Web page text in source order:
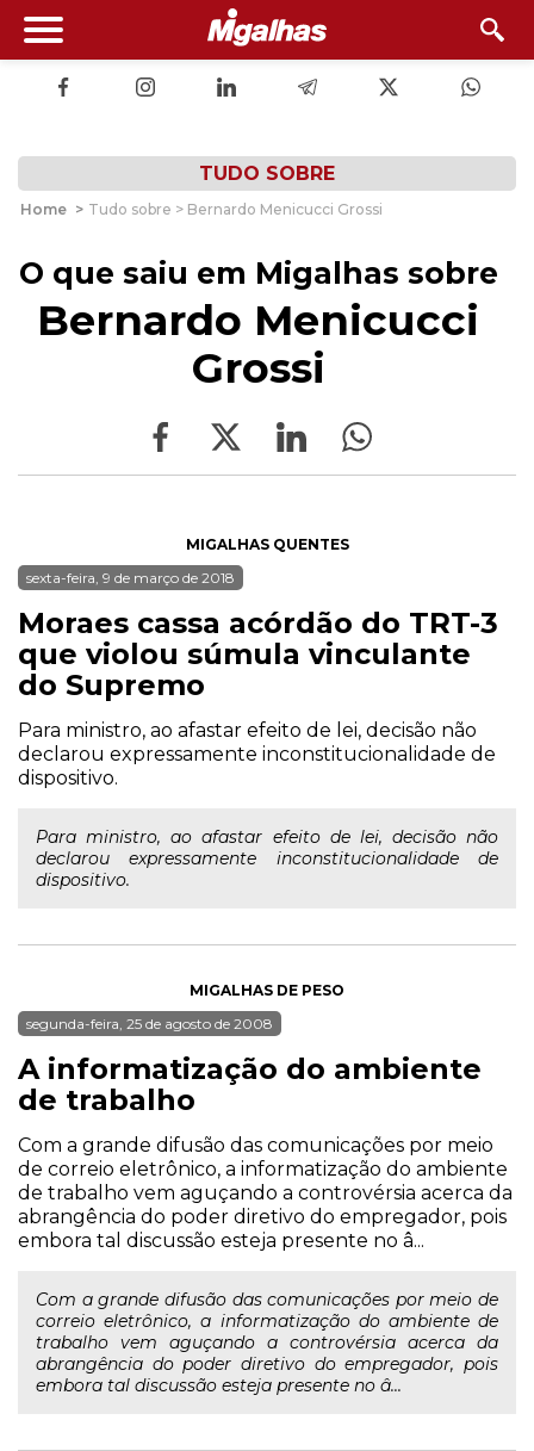
TUDO SOBRE
Home > Tudo sobre > Bernardo Menicucci Grossi
O que saiu em Migalhas sobre
Bernardo Menicucci
Grossi
MIGALHAS QUENTES
sexta-feira, 9 de março de 2018
Moraes cassa acórdão do TRT-3
que violou súmula vinculante
do Supremo
Para ministro, ao afastar efeito de lei, decisão não
declarou expressamente inconstitucionalidade de
dispositivo.
Para ministro, ao afastar efeito de lei, decisão não
declarou expressamente inconstitucionalidade de
dispositivo.
MIGALHAS DE PESO
segunda-feira, 25 de agosto de 2008
A informatização do ambiente
de trabalho
Com a grande difusão das comunicações por meio
de correio eletrônico, a informatização do ambiente
de trabalho vem aguçando a controvérsia acerca da
abrangência do poder diretivo do empregador, pois
embora tal discussão esteja presente no â...
Com a grande difusão das comunicações por meio de
correio eletrônico, a informatização do ambiente de
trabalho vem aguçando a controvérsia acerca da
abrangência do poder diretivo do empregador, pois
embora tal discussão esteja presente no â...